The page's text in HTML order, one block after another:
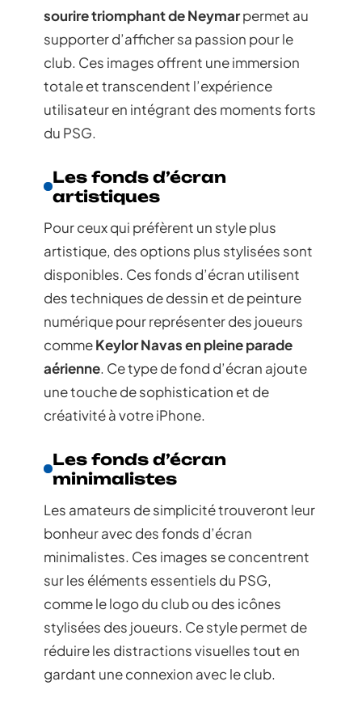
sourire triomphant de Neymarpermet au
supporter d’afficher sa passion pour le
club. Ces images offrent une immersion
totale et transcendent l’expérience
utilisateur en intégrant des moments forts
du PSG.
Les fonds d’écran
artistiques
Pour ceux qui préfèrent un style plus
artistique, des options plus stylisées sont
disponibles. Ces fonds d’écran utilisent
des techniques de dessin et de peinture
numérique pour représenter des joueurs
commeKeylor Navas en pleine parade
aérienne. Ce type de fond d’écran ajoute
une touche de sophistication et de
créativité à votre iPhone.
Les fonds d’écran
minimalistes
Les amateurs de simplicité trouveront leur
bonheur avec des fonds d’écran
minimalistes. Ces images se concentrent
sur les éléments essentiels du PSG,
comme le logo du club ou des icônes
stylisées des joueurs. Ce style permet de
réduire les distractions visuelles tout en
gardant une connexion avec le club.